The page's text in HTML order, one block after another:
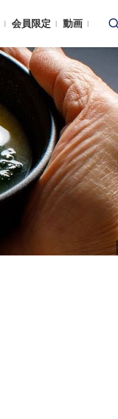
会員限定 動画